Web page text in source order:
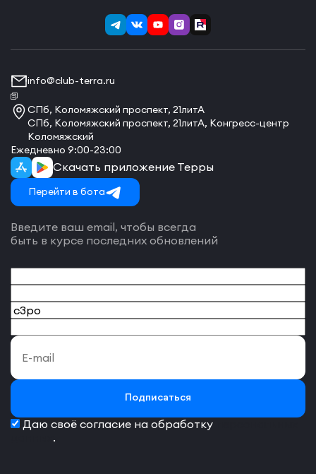
info@club-terra.ru
СПб, Коломяжский проспект, 21литА
СПб, Коломяжский проспект, 21литА, Конгресс-центр
Коломяжский
Ежедневно 9:00-23:00
Скачать приложение Терры
Перейти в бота
Введите ваш email, чтобы всегда
быть в курсе последних обновлений
Подписаться
Даю своё согласие на обработку
.